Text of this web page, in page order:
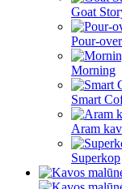
Goat
Pour-over
Morning
Smart
Aram
Superkop